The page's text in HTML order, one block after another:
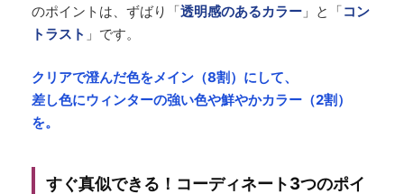
のポイントは、 ずばり「透明感のあるカラー 」と「コン
トラスト 」です。
クリアで澄んだ色をメイン（8割）にして、
差し色にウィンターの強い色や鮮やかカラー（2割）
を。
すぐ真似できる！コーディネート3つのポイ